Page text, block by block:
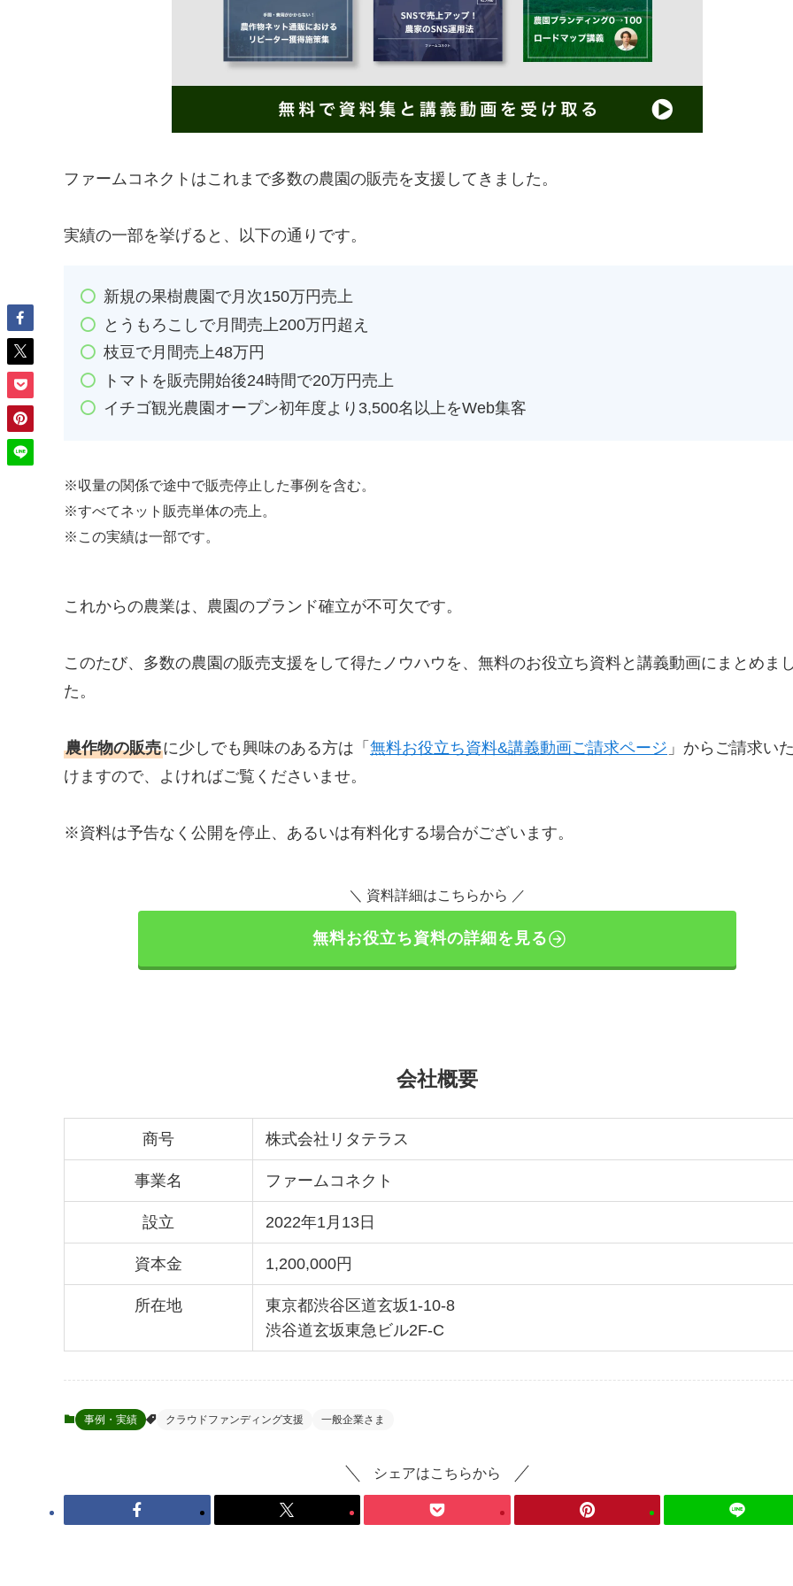
ファームコネクトはこれまで多数の農園の販売を支援してきました。
実績の一部を挙げると、以下の通りです。
新規の果樹農園で月次150万円売上
とうもろこしで月間売上200万円超え
枝豆で月間売上48万円
トマトを販売開始後24時間で20万円売上
イチゴ観光農園オープン初年度より3,500名以上をWeb集客
※収量の関係で途中で販売停止した事例を含む。
※すべてネット販売単体の売上。
※この実績は一部です。
これからの農業は、農園のブランド確立が不可欠です。
このたび、多数の農園の販売支援をして得たノウハウを、無料のお役立ち資料と講義動画にまとめま
た。
農作物の販売に少しでも興味のある方は「 無料お役立ち資料&講義動画ご請求ページ 」からご請求い
けますので、よければご覧くださいませ。
※資料は予告なく公開を停止、あるいは有料化する場合がございます。
＼ 資料詳細はこちらから ／
無料お役立ち資料の詳細を見る
会社概要
商号 株式会社リタテラス
事業名 ファームコネクト
設立 2022年1月13日
資本金 1,200,000円
所在地
東京都渋谷区道玄坂1-10-8
渋谷道玄坂東急ビル2F-C
事例・実績 クラウドファンディング支援 一般企業さま
シェアはこちらから